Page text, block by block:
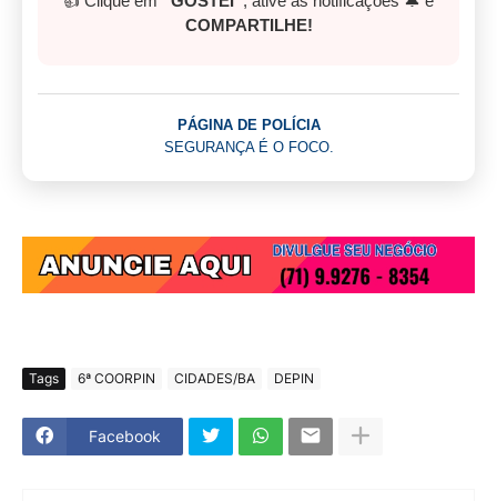
COMPARTILHE!
PÁGINA DE POLÍCIA
SEGURANÇA É O FOCO.
Tags 6ª COORPIN CIDADES/BA DEPIN
Facebook